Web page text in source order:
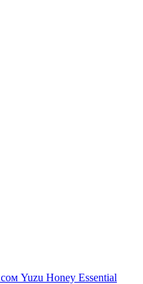
Yuzu Honey Essential